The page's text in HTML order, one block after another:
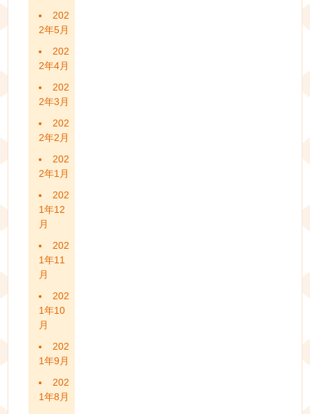
202
2年5月
202
2年4月
202
2年3月
202
2年2月
202
2年1月
202
1年12
月
202
1年11
月
202
1年10
月
202
1年9月
202
1年8月